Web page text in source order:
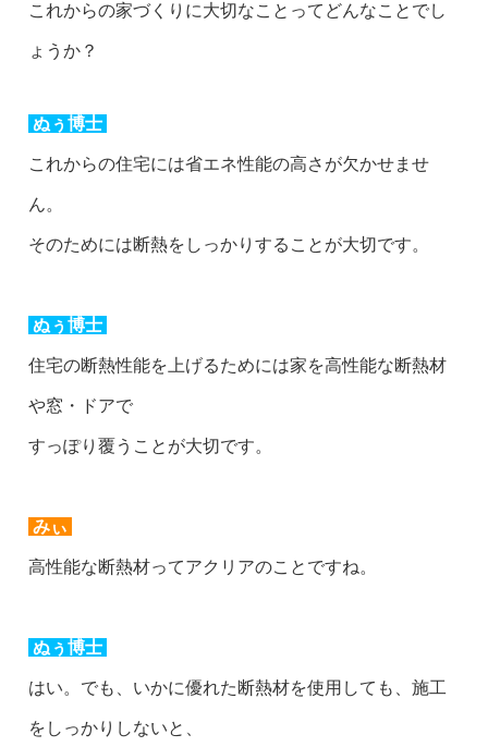
これからの家づくりに大切なことってどんなことでし
ょうか？
ぬぅ博士
これからの住宅には省エネ性能の高さが欠かせませ
ん。
そのためには断熱をしっかりすることが大切です。
ぬぅ博士
住宅の断熱性能を上げるためには家を高性能な断熱材
や窓・ドアで
すっぽり覆うことが大切です。
みぃ
高性能な断熱材ってアクリアのことですね。
ぬぅ博士
はい。でも、いかに優れた断熱材を使用しても、施工
をしっかりしないと、